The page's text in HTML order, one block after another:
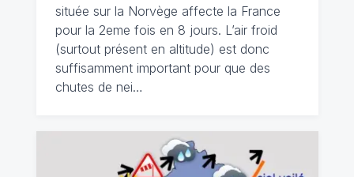
située sur la Norvège affecte la France
pour la 2eme fois en 8 jours. L’air froid
(surtout présent en altitude) est donc
suffisamment important pour que des
chutes de nei…